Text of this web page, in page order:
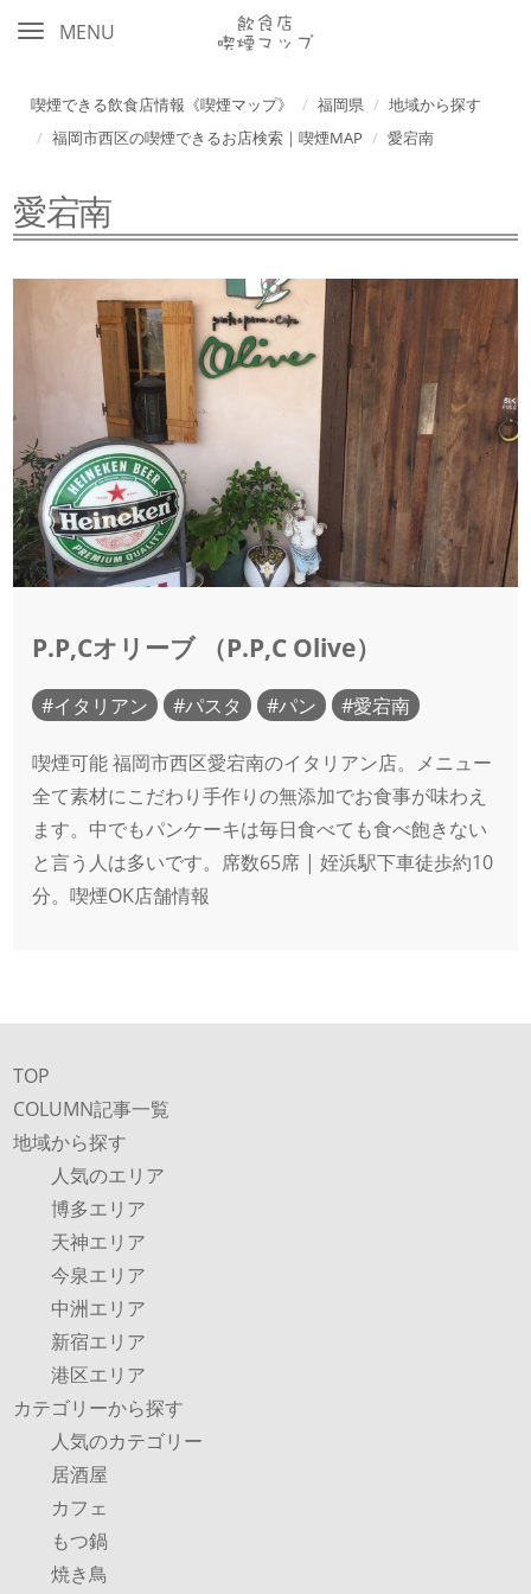
MENU
喫煙できる飲食店情報《喫煙マップ》 福岡県
地域から探す
福岡市西区の喫煙できるお店検索｜喫煙MAP
愛宕南
愛宕南
P.P,Cオリーブ （P.P,C Olive）
イタリアン パスタ パン 愛宕南
喫煙可能 福岡市西区愛宕南のイタリアン店。メニュー
全て素材にこだわり手作りの無添加でお食事が味わえ
ます。中でもパンケーキは毎日食べても食べ飽きない
と言う人は多いです。席数65席 | 姪浜駅下車徒歩約10
分。喫煙OK店舗情報
TOP
COLUMN記事一覧
地域から探す
人気のエリア
博多エリア
天神エリア
今泉エリア
中洲エリア
新宿エリア
港区エリア
カテゴリーから探す
人気のカテゴリー
居酒屋
カフェ
もつ鍋
焼き鳥